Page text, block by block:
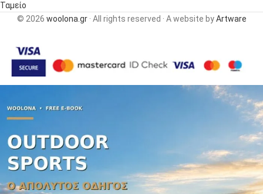
Ταμείο
© 2026 woolona.gr· All rights reserved · A website byArtware